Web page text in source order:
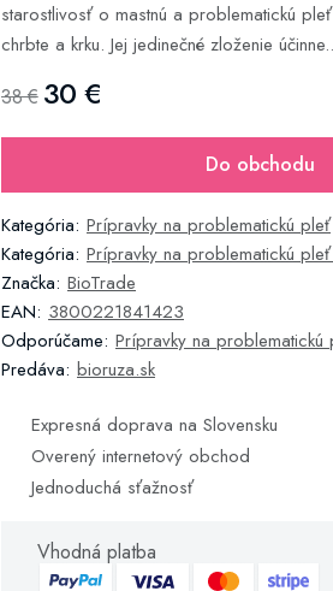
starostlivosť o mastnú a problematickú
chrbte a krku. Jej jedinečné zloženie
38 € 30 €
Do obchodu
Kategória: Prípravky na problematickú pleť
Kategória: Prípravky na problematickú
Značka: BioTrade
EAN: 3800221841423
Odporúčame: Prípravky na problematickú
Predáva: bioruza.sk
Expresná doprava na Slovensku
Overený internetový obchod
Jednoduchá sťažnosť
Vhodná platba